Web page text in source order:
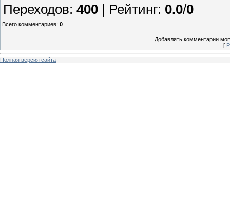
Переходов: 400 | Рейтинг: 0.0/0
Всего комментариев: 0
Добавлять комментарии
[
Полная версия сайта